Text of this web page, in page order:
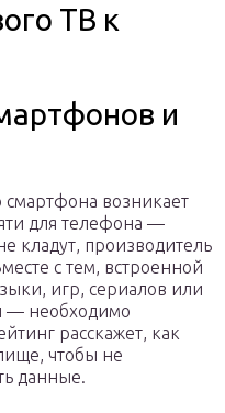
ТВ к
и
смартфона возникает
для телефона —
кладут, производитель
с тем, встроенной
игр, сериалов или
— необходимо
расскажет, как
чтобы не
данные.